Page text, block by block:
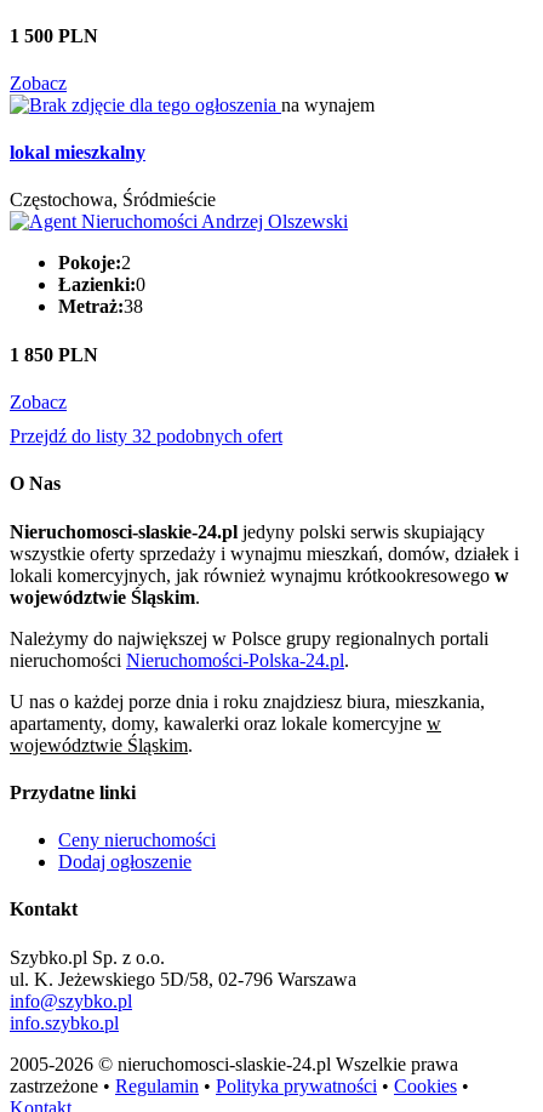
1 500 PLN
Zobacz
na wynajem
lokal mieszkalny
Częstochowa, Śródmieście
Pokoje:2
Łazienki:0
Metraż:38
1 850 PLN
Zobacz
Przejdź do listy 32 podobnych ofert
O Nas
Nieruchomosci-slaskie-24.pl jedyny polski serwis skupiający
wszystkie oferty sprzedaży i wynajmu mieszkań, domów, działek i
lokali komercyjnych, jak również wynajmu krótkookresowego w
województwie Śląskim.
Należymy do największej w Polsce grupy regionalnych portali
nieruchomości Nieruchomości-Polska-24.pl.
U nas o każdej porze dnia i roku znajdziesz biura, mieszkania,
apartamenty, domy, kawalerki oraz lokale komercyjne w
województwie Śląskim.
Przydatne linki
Ceny nieruchomości
Dodaj ogłoszenie
Kontakt
Szybko.pl Sp. z o.o.
ul. K. Jeżewskiego 5D/58, 02-796 Warszawa
info@szybko.pl
info.szybko.pl
2005-2026 © nieruchomosci-slaskie-24.pl Wszelkie prawa
zastrzeżone • Regulamin • Polityka prywatności • Cookies •
Kontakt